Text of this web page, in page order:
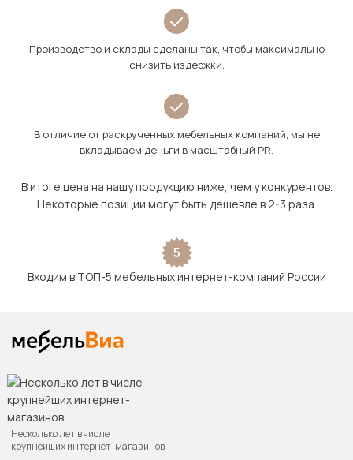
Производство и склады сделаны так, чтобы максимально
снизить издержки.
В отличие от раскрученных мебельных компаний, мы не
вкладываем деньги в масштабный PR.
В итоге цена на нашу продукцию ниже, чем у конкурентов.
Некоторые позиции могут быть дешевле в 2-3 раза.
5
Входим в ТОП-5 мебельных интернет-компаний России
Несколько лет в числе
крупнейших интернет-магазинов